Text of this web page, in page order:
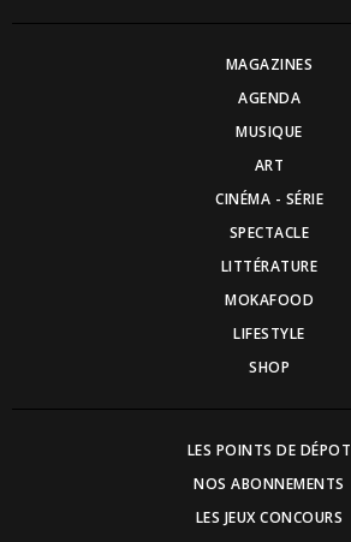
MAGAZINES
AGENDA
MUSIQUE
ART
CINÉMA - SÉRIE
SPECTACLE
LITTÉRATURE
MOKAFOOD
LIFESTYLE
SHOP
LES POINTS DE DÉPOT
NOS ABONNEMENTS
LES JEUX CONCOURS